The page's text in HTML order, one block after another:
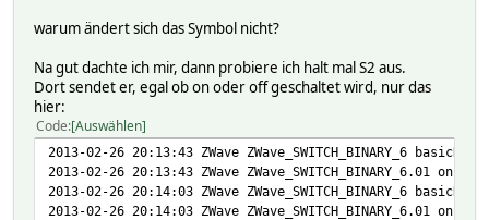
warum ändert sich das Symbol nicht?
Na gut dachte ich mir, dann probiere ich halt mal S2 aus.
Dort sendet er, egal ob on oder off geschaltet wird, nur das
hier:
Code Auswählen
2013-02-26 20:13:43 ZWave ZWave_SWITCH_BINARY_6
2013-02-26 20:13:43 ZWave ZWave_SWITCH_BINARY_6.01 on
2013-02-26 20:14:03 ZWave ZWave_SWITCH_BINARY_6
2013-02-26 20:14:03 ZWave ZWave_SWITCH_BINARY_6.01 on